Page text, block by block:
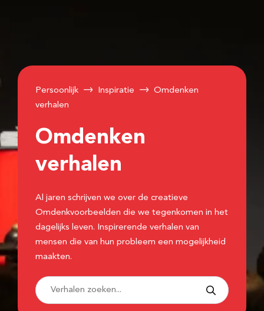
Persoonlijk Inspiratie
Omdenken
verhalen
Omdenken
verhalen
Al jaren schrijven we over de creatieve
Omdenkvoorbeelden die we tegenkomen in het
dagelijks leven. Inspirerende verhalen van
mensen die van hun probleem een mogelijkheid
maakten.